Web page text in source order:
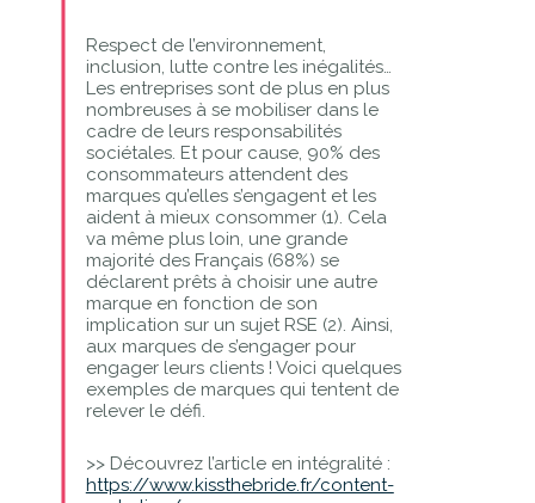
Respect de l’environnement,
inclusion, lutte contre les inégalités…
Les entreprises sont de plus en plus
nombreuses à se mobiliser dans le
cadre de leurs responsabilités
sociétales. Et pour cause, 90% des
consommateurs attendent des
marques qu’elles s’engagent et les
aident à mieux consommer (1). Cela
va même plus loin, une grande
majorité des Français (68%) se
déclarent prêts à choisir une autre
marque en fonction de son
implication sur un sujet RSE (2). Ainsi,
aux marques de s’engager pour
engager leurs clients ! Voici quelques
exemples de marques qui tentent de
relever le défi.
>> Découvrez l’article en intégralité :
https://www.kissthebride.fr/content-